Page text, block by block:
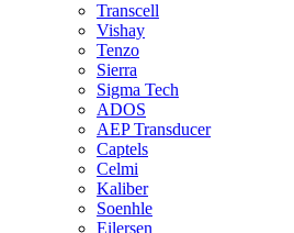
Transcell
Vishay
Tenzo
Sierra
Sigma Tech
ADOS
AEP Transducer
Captels
Celmi
Kaliber
Soenhle
Eilersen